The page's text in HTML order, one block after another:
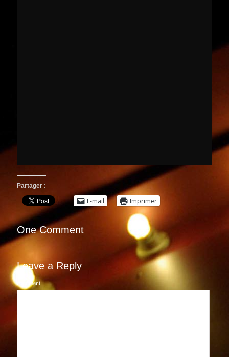
Partager :
E-mail Imprimer
One Comment
Leave a Reply
Comment